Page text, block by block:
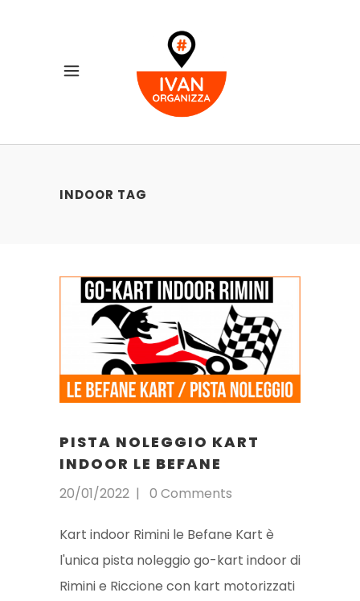
INDOOR TAG
PISTA NOLEGGIO KART
INDOOR LE BEFANE
20/01/2022 0 Comments
Kart indoor Rimini le Befane Kart è
l'unica pista noleggio go-kart indoor di
Rimini e Riccione con kart motorizzati